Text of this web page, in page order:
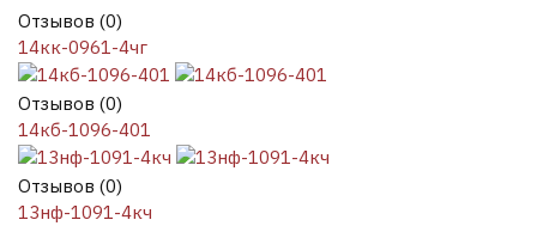
Отзывов (0)
14кк-0961-4чг
Отзывов (0)
14кб-1096-401
Отзывов (0)
13нф-1091-4кч